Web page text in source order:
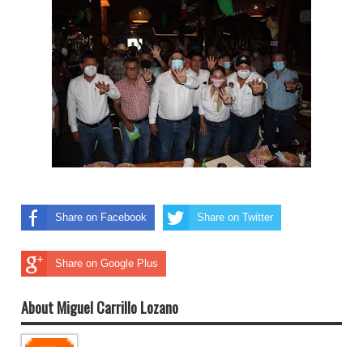
Share on Facebook Share on Twitter
Share on Google Plus
About Miguel Carrillo Lozano